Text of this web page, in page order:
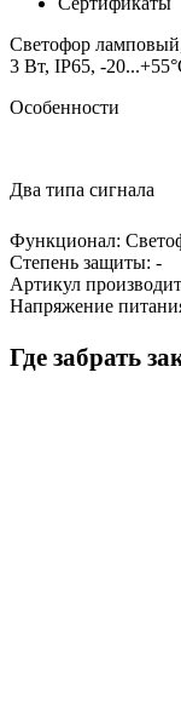
Светофор
3 Вт, IP65, -
Особенности
Два типа сигнала
Функционал:
Степень защиты: -
Артикул
Напряжение
Где забрать